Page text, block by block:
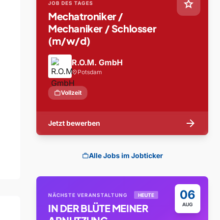
star
JOB DES TAGES
Mechatroniker /
Mechaniker / Schlosser
(m/w/d)
R.O.M. GmbH
location_on Potsdam
workVollzeit
Jetzt bewerben arrow_forward
workAlle Jobs im Jobticker
06
AUG
NÄCHSTE VERANSTALTUNG HEUTE
IN DER BLÜTE MEINER